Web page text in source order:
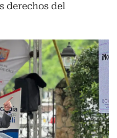
derechos del